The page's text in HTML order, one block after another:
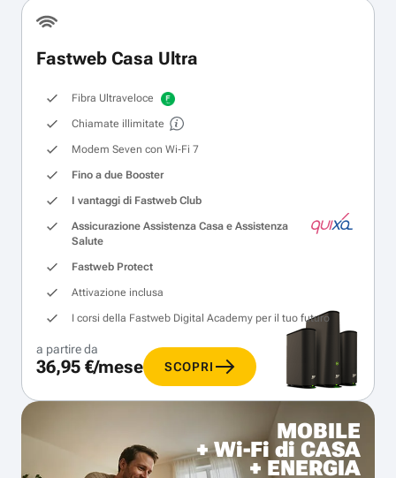
Fastweb Casa Ultra
Fibra Ultraveloce
Chiamate illimitate
Modem Seven con Wi‑Fi 7
Fino a due Booster
I vantaggi di Fastweb Club
Assicurazione Assistenza Casa e Assistenza
Salute
Fastweb Protect
Attivazione inclusa
I corsi della Fastweb Digital Academy per il tuo futuro
a partire da
36,95 €/mese SCOPRI
MOBILE
+ Wi-Fi di CASA
+ ENERGIA